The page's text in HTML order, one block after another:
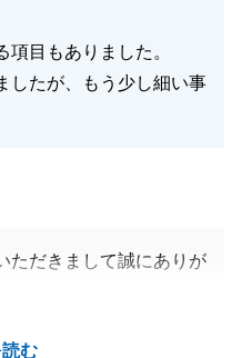
目もありました。
したが、もう少し細い事
む
ただきまして誠にありが